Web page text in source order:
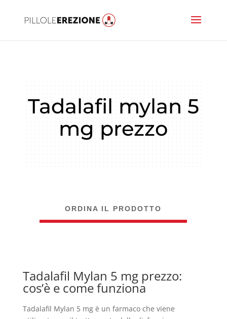
Tadalafil mylan 5
mg prezzo
ORDINA IL PRODOTTO
Tadalafil Mylan 5 mg prezzo:
cos’è e come funziona
Tadalafil Mylan 5 mg è un farmaco che viene